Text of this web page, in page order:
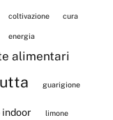
coltivazione cura
energia
alimentari
guarigione
limone